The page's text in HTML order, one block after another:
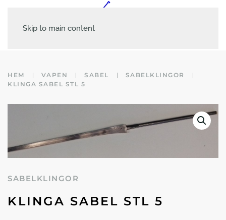
Skip to main content
HEM VAPEN SABEL
SABELKLINGOR
KLINGA SABEL STL 5
SABELKLINGOR
KLINGA SABEL STL 5